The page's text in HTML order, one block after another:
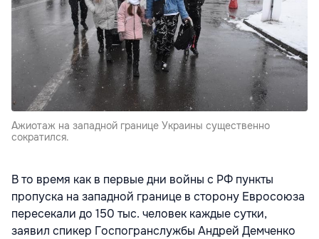
Ажиотаж на западной границе Украины существенно
сократился.
В то время как в первые дни войны с РФ пункты
пропуска на западной границе в сторону Евросоюза
пересекали до 150 тыс. человек каждые сутки,
заявил спикер Госпогранслужбы Андрей Демченко